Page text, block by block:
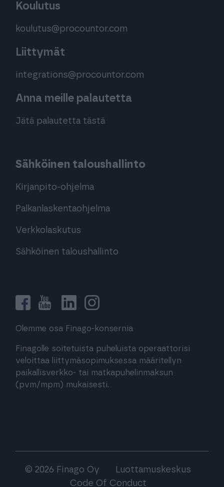
Koulutus
koulutus@procountor.com
Liittymät
integrations@procountor.com
Anna meille palautetta
Jätä palautetta tästä
Sähköinen taloushallinto
Kirjanpito-ohjelma
Palkanlaskentaohjelma
Verkkolaskutus
Sähköinen taloushallinto
Olemme osa Finago-konsernia
Finagolle soitetuista puheluista operaattorisi
veloittaa liittymäsopimuksessa määritellyn
paikallisverkko- tai matkapuhelinmaksun
(pvm/mpm) mukaisesti.
© 2026 Finago Oy
Luottamuskeskus
Code Of Conduct